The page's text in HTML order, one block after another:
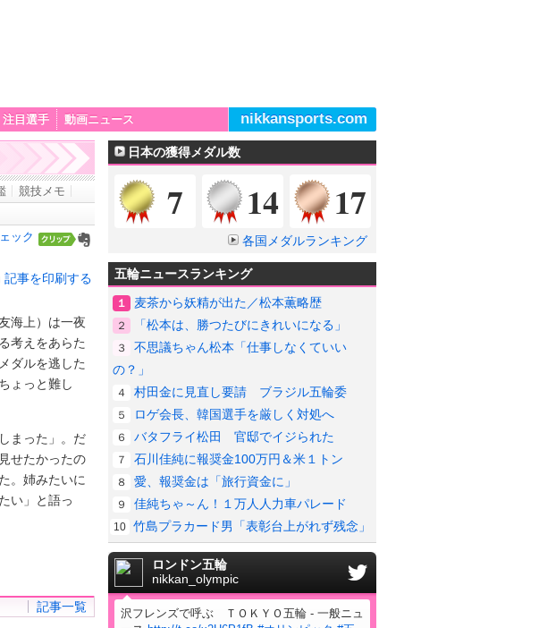
注目選手 動画ニュース nikkansports.com
競技メモ
ック
記事を印刷する
海上）は一夜
考えをあらた
ダルを逃した
ょっと難し
まった」。だ
せたかったの
。姉みたいに
い」と語っ
記事一覧
日本の獲得メダル数
金メダル
7 銀メダル
14 17
各国メダルランキング
五輪ニュースランキング
１ 麦茶から妖精が出た／松本薫略歴
２ 「松本は、勝つたびにきれいになる」
３
不思議ちゃん松本「仕事しなくていい
の？」
４ 村田金に見直し要請 ブラジル五輪委
５ ロゲ会長、韓国選手を厳しく対処へ
６ バタフライ松田 官邸でイジられた
７ 石川佳純に報奨金100万円＆米１トン
８ 愛、報奨金は「旅行資金に」
９ 佳純ちゃ～ん！１万人人力車パレード
10 竹島プラカード男「表彰台上がれず残念」
ロンドン五輪
nikkan_olympic
沢フレンズで呼ぶ ＴＯＫＹＯ五輪 - 一般ニュ